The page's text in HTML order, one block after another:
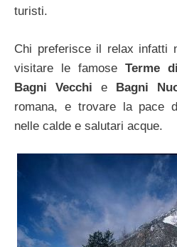
turisti.
Chi preferisce il relax infatti
visitare le famose Terme
Bagni Vecchi e Bagni
romana, e trovare la pace
nelle calde e salutari acque.